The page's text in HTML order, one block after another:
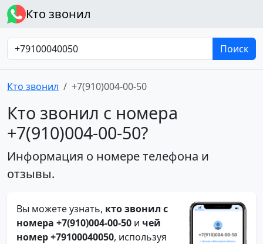
Кто звонил
Поиск
Кто звонил +7(910)004-00-50
Кто звонил с номера
+7(910)004-00-50?
Информация о номере телефона и
отзывы.
Вы можете узнать, кто звонил с
номера +7(910)004-00-50 и чей
номер +79100040050, используя